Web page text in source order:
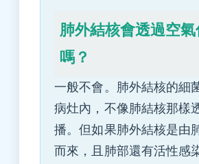
肺外結核會透過空
嗎？
一般不會。肺外結核的細
病灶內，不像肺結核那樣
播。但如果肺外結核是由
而來，且肺部還有活性感